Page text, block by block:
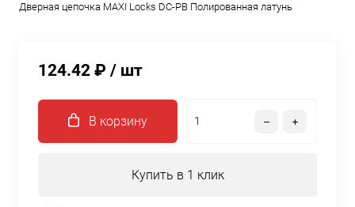
Дверная цепочка MAXI Locks DC-PB Полированная латунь
124.42 ₽ / шт
В корзину
Купить в 1 клик